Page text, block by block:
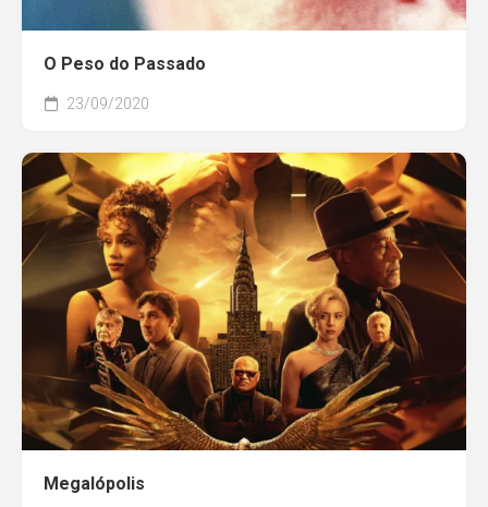
O Peso do Passado
23/09/2020
Megalópolis